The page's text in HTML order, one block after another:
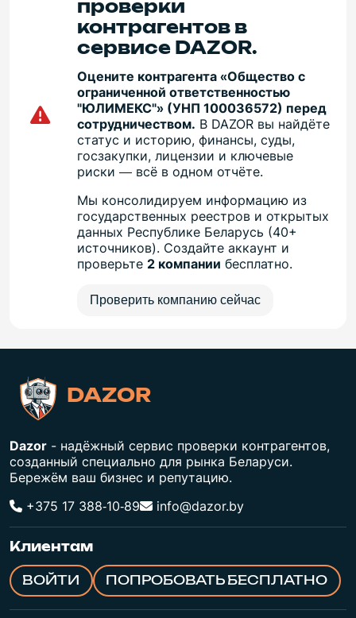
проверки
контрагентов в
сервисе DAZOR.
Оцените контрагента «Общество с
ограниченной ответственностью
"ЮЛИМЕКС"» (УНП 100036572) перед
сотрудничеством. В DAZOR вы найдёте
статус и историю, финансы, суды,
госзакупки, лицензии и ключевые
риски — всё в одном отчёте.
Мы консолидируем информацию из
государственных реестров и открытых
данных Республике Беларусь (40+
источников). Создайте аккаунт и
проверьте2 компании бесплатно.
Проверить компанию сейчас
DAZOR
Dazor - надёжный сервис проверки контрагентов,
созданный специально для рынка Беларуси.
Бережём ваш бизнес и репутацию.
+375 17 388‑10‑89
info@dazor.by
Клиентам
ВОЙТИ ПОПРОБОВАТЬ БЕСПЛАТНО